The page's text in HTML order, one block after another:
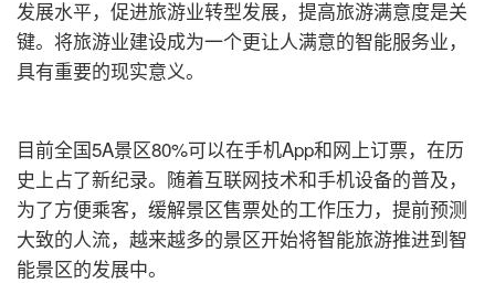
发展水平，促进旅游业转型发展，提高旅游满意度是关
键。将旅游业建设成为一个更让人满意的智能服务业，
具有重要的现实意义。
目前全国5A景区80%可以在手机App和网上订票，在历
史上占了新纪录。随着互联网技术和手机设备的普及，
为了方便乘客，缓解景区售票处的工作压力，提前预测
大致的人流，越来越多的景区开始将智能旅游推进到智
能景区的发展中。